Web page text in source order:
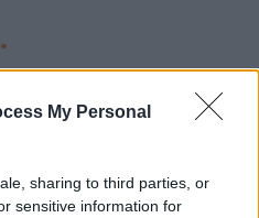
My Personal
sharing to third parties, or
sensitive information for
να ρίξει φως στα αίτια